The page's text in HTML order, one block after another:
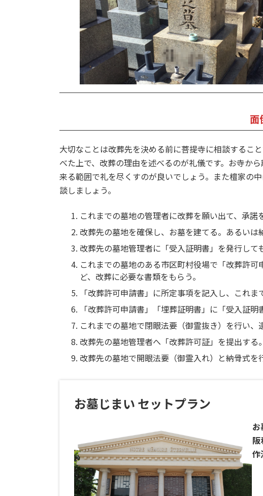
面
大切なことは改葬先を決める前に菩提寺に相談するこ
べた上で、改葬の理由を述べるのが礼儀です。お寺か
来る範囲で礼を尽くすのが良いでしょう。また檀家の
談しましょう。
これまでの墓地の管理者に改葬を願い出て、承諾
改葬先の墓地を確保し、お墓を建てる。あるいは
改葬先の墓地管理者に「受入証明書」を発行して
これまでの墓地のある市区町村役場で「改葬許
ど、改葬に必要な書類をもらう。
「改葬許可申請書」に所定事項を記入し、これ
「改葬許可申請書」「埋葬証明書」に「受入証
これまでの墓地で閉眼法要（御霊抜き）を行い、
改葬先の墓地管理者へ「改葬許可証」を提出する。
改葬先の墓地で開眼法要（御霊入れ）と納骨式を
お墓じまい セットプラン
お
作